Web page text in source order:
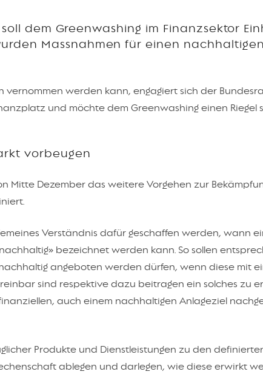
dem Greenwashing im Finanzsektor
Massnahmen für einen nachhaltigen
vernommen werden kann, engagiert sich der
und möchte dem Greenwashing einen Riegel
vorbeugen
Mitte Dezember das weitere Vorgehen zur
Verständnis dafür geschaffen werden, wann
bezeichnet werden kann. So sollen
angeboten werden dürfen, wenn diese mit
sind respektive dazu beitragen ein solches zu
auch einem nachhaltigen Anlageziel
Produkte und Dienstleistungen zu den
ablegen und darlegen, wie diese erwirkt